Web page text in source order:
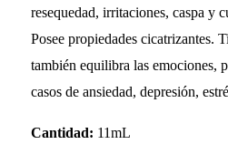
resequedad, irritaciones, caspa y
Posee propiedades cicatrizantes.
también equilibra las emociones,
casos de ansiedad, depresión,
Cantidad: 11mL